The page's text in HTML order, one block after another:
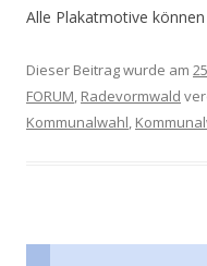
Alle Plakatmotive
Dieser Beitrag wurde am
FORUM, Radevormwald
Kommunalwahl,